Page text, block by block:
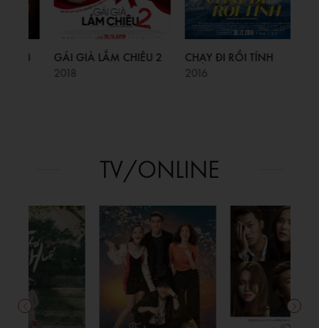
GÁI GIÀ LẮM CHIÊU 2
2018
CHẠY ĐI RỒI TÍNH
2016
TV/ONLINE